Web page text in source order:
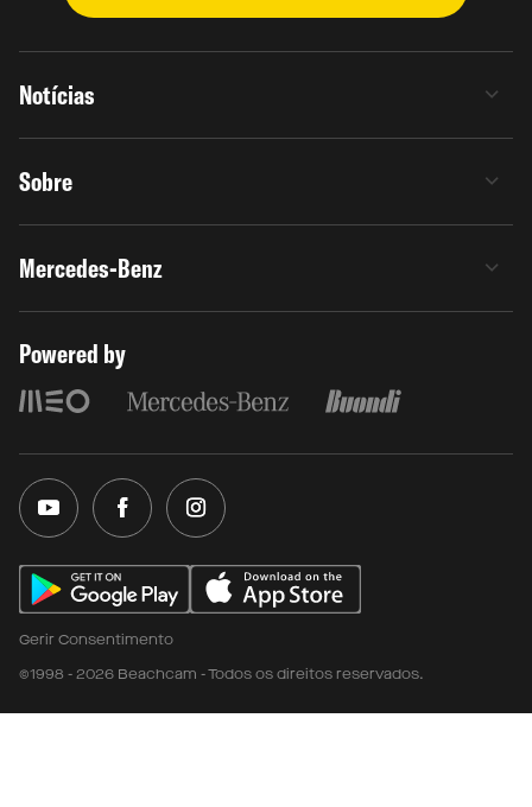
Notícias
Sobre
Mercedes-Benz
Powered by
Gerir Consentimento
©1998 - 2026 Beachcam - Todos os direitos reservados.